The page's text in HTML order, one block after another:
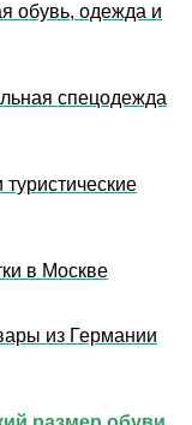
обувь, одежда и
спецодежда
в Москве
из Германии